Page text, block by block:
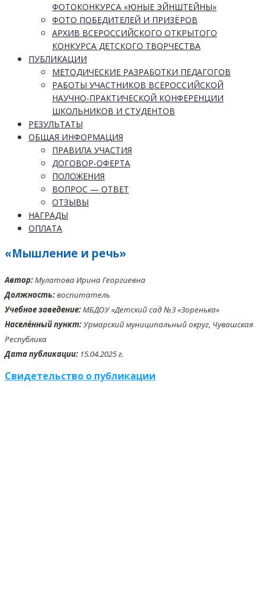
ФОТОКОНКУРСА «ЮНЫЕ ЭЙНШТЕЙНЫ»
ФОТО ПОБЕДИТЕЛЕЙ И ПРИЗЁРОВ
АРХИВ ВСЕРОССИЙСКОГО ОТКРЫТОГО
КОНКУРСА ДЕТСКОГО ТВОРЧЕСТВА
ПУБЛИКАЦИИ
МЕТОДИЧЕСКИЕ РАЗРАБОТКИ ПЕДАГОГОВ
РАБОТЫ УЧАСТНИКОВ ВСЕРОССИЙСКОЙ
НАУЧНО-ПРАКТИЧЕСКОЙ КОНФЕРЕНЦИИ
ШКОЛЬНИКОВ И СТУДЕНТОВ
РЕЗУЛЬТАТЫ
ОБЩАЯ ИНФОРМАЦИЯ
ПРАВИЛА УЧАСТИЯ
ДОГОВОР-ОФЕРТА
ПОЛОЖЕНИЯ
ВОПРОС — ОТВЕТ
ОТЗЫВЫ
НАГРАДЫ
ОПЛАТА
«Мышление и речь»
Автор:Мулатова Ирина Георгиевна
Должность:воспитатель
Учебное заведение:МБДОУ «Детский сад №3 «Зоренька»
Населённый пункт:Урмарский муниципальный округ, Чувашская
Республика
Дата публикации: 15.04.2025 г.
Свидетельство о публикации